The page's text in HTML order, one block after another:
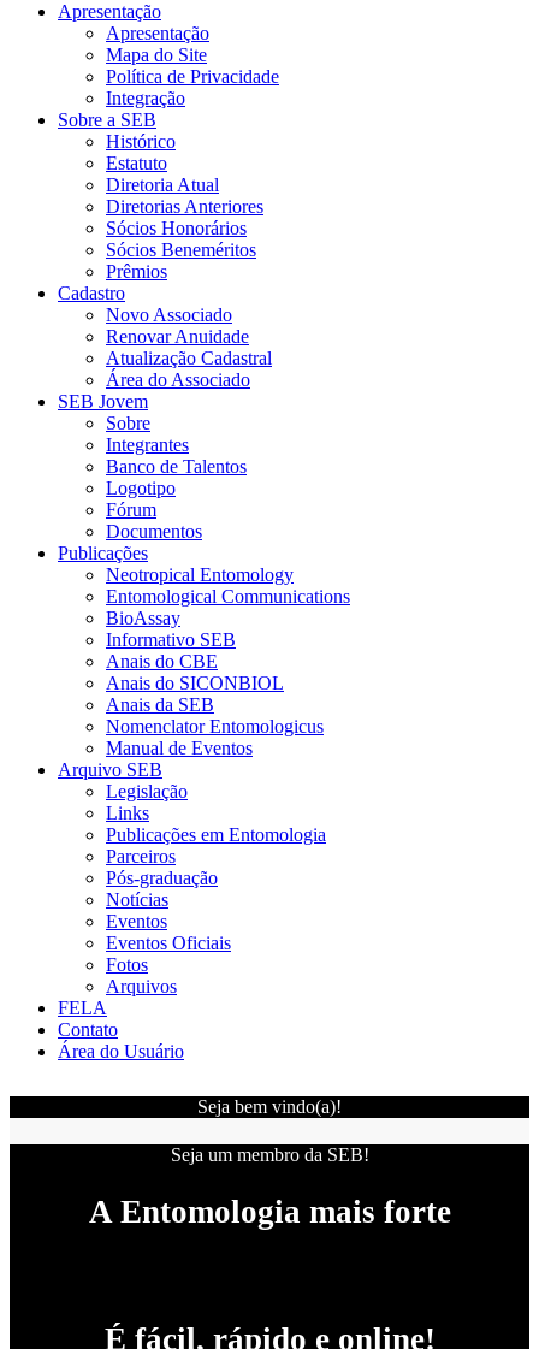
Apresentação
Apresentação
Mapa do Site
Política de Privacidade
Integração
Sobre a SEB
Histórico
Estatuto
Diretoria Atual
Diretorias Anteriores
Sócios Honorários
Sócios Beneméritos
Prêmios
Cadastro
Novo Associado
Renovar Anuidade
Atualização Cadastral
Área do Associado
SEB Jovem
Sobre
Integrantes
Banco de Talentos
Logotipo
Fórum
Documentos
Publicações
Neotropical Entomology
Entomological Communications
BioAssay
Informativo SEB
Anais do CBE
Anais do SICONBIOL
Anais da SEB
Nomenclator Entomologicus
Manual de Eventos
Arquivo SEB
Legislação
Links
Publicações em Entomologia
Parceiros
Pós-graduação
Notícias
Eventos
Eventos Oficiais
Fotos
Arquivos
FELA
Contato
Área do Usuário
Seja bem vindo(a)!
Seja um membro da SEB!
A Entomologia mais forte
É fácil, rápido e online!